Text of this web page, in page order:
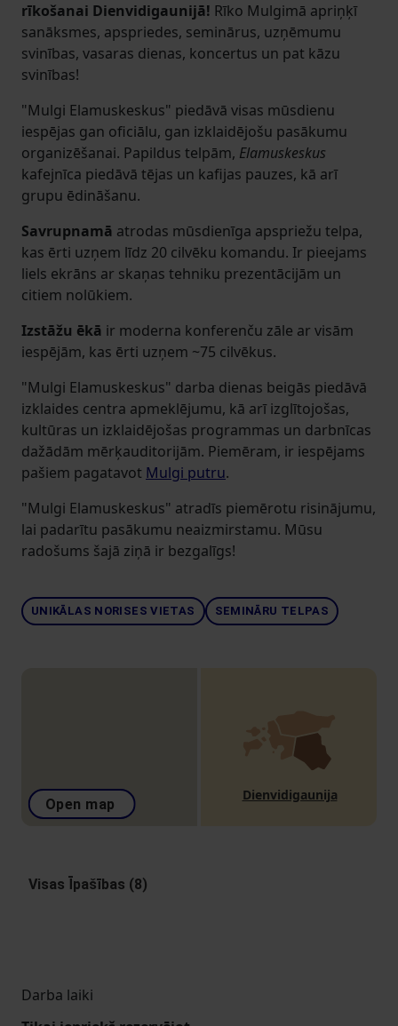
rīkošanai Dienvidigaunijā! Rīko Mulgimā apriņķī
sanāksmes, apspriedes, seminārus, uzņēmumu
svinības, vasaras dienas, koncertus un pat kāzu
svinības!
"Mulgi Elamuskeskus" piedāvā visas mūsdienu
iespējas gan oficiālu, gan izklaidējošu pasākumu
organizēšanai. Papildus telpām, Elamuskeskus
kafejnīca piedāvā tējas un kafijas pauzes, kā arī
grupu ēdināšanu.
Savrupnamā atrodas mūsdienīga apspriežu telpa,
kas ērti uzņem līdz 20 cilvēku komandu. Ir pieejams
liels ekrāns ar skaņas tehniku prezentācijām un
citiem nolūkiem.
Izstāžu ēkā ir moderna konferenču zāle ar visām
iespējām, kas ērti uzņem ~75 cilvēkus.
"Mulgi Elamuskeskus" darba dienas beigās piedāvā
izklaides centra apmeklējumu, kā arī izglītojošas,
kultūras un izklaidējošas programmas un darbnīcas
dažādām mērķauditorijām. Piemēram, ir iespējams
pašiem pagatavot Mulgi putru.
"Mulgi Elamuskeskus" atradīs piemērotu risinājumu,
lai padarītu pasākumu neaizmirstamu. Mūsu
radošums šajā ziņā ir bezgalīgs!
UNIKĀLAS NORISES VIETAS SEMINĀRU TELPAS
Open map
Dienvidigaunija
Visas Īpašības (8)
Darba laiki